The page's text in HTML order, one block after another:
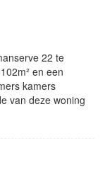
22 te
en een
kamers
van deze woning